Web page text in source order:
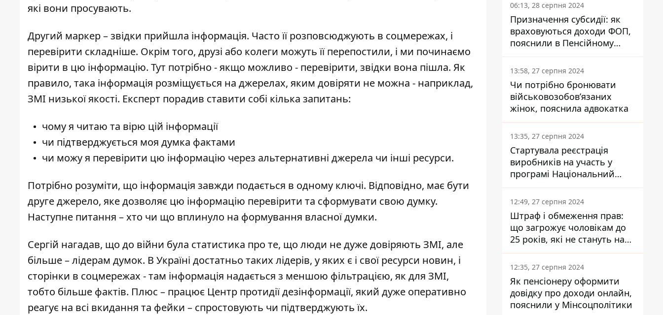
які вони просувають.
Другий маркер – звідки прийшла інформація. Часто її розповсюджують в соцмережах, і
перевірити складніше. Окрім того, друзі або колеги можуть її перепостили, і ми починаємо
вірити в цю інформацію. Тут потрібно - якщо можливо - перевірити, звідки вона пішла. Як
правило, така інформація розміщується на джерелах, яким довіряти не можна - наприклад,
ЗМІ низької якості. Експерт порадив ставити собі кілька запитань:
чому я читаю та вірю цій інформації
чи підтверджується моя думка фактами
чи можу я перевірити цю інформацію через альтернативні джерела чи інші ресурси.
Потрібно розуміти, що інформація завжди подається в одному ключі. Відповідно, має бути
друге джерело, яке дозволяє цю інформацію перевірити та сформувати свою думку.
Наступне питання – хто чи що вплинуло на формування власної думки.
Сергій нагадав, що до війни була статистика про те, що люди не дуже довіряють ЗМІ, але
більше – лідерам думок. В Україні достатньо таких лідерів, у яких є і свої ресурси новин, і
сторінки в соцмережах - там інформація надається з меншою фільтрацією, як для ЗМІ,
тобто більше фактів. Плюс – працює Центр протидії дезінформації, який дуже оперативно
реагує на всі вкидання та фейки – спростовують чи підтверджують їх.
06:13, 28 серпня 2024
Призначення субсидії: як
враховуються доходи ФОП,
пояснили в Пенсійному
фонді
13:58, 27 серпня 2024
Чи потрібно бронювати
військовозобов’язаних
жінок, пояснила адвокатка
13:35, 27 серпня 2024
Стартувала реєстрація
виробників на участь у
програмі Національний
кешбек: як це зробити
через портал Дія
12:49, 27 серпня 2024
Штраф і обмеження прав:
що загрожує чоловікам до
25 років, які не стануть на
військовий облік
12:35, 27 серпня 2024
Як пенсіонеру оформити
довідку про доходи онлайн,
пояснили у Мінсоцполітики